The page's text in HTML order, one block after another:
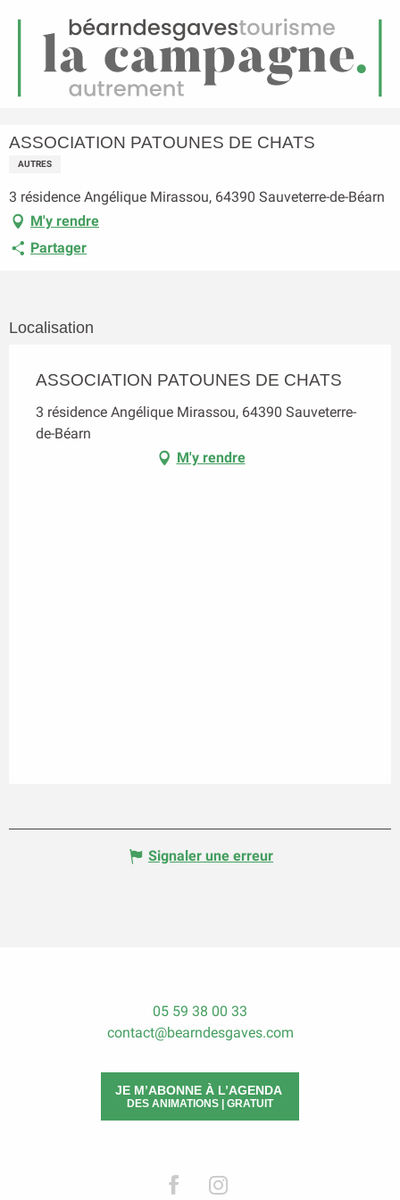
Menu
ASSOCIATION PATOUNES DE CHATS
ASSOCIATION PATOUNES DE CHATS
AUTRES
3 résidence Angélique Mirassou, 64390 Sauveterre-de-Béarn
M'y rendre
Partager
Localisation
ASSOCIATION PATOUNES DE CHATS
3 résidence Angélique Mirassou, 64390 Sauveterre-
de-Béarn
M'y rendre
Signaler une erreur
05 59 38 00 33
contact@bearndesgaves.com
JE M’ABONNE À L’AGENDA
DES ANIMATIONS | GRATUIT